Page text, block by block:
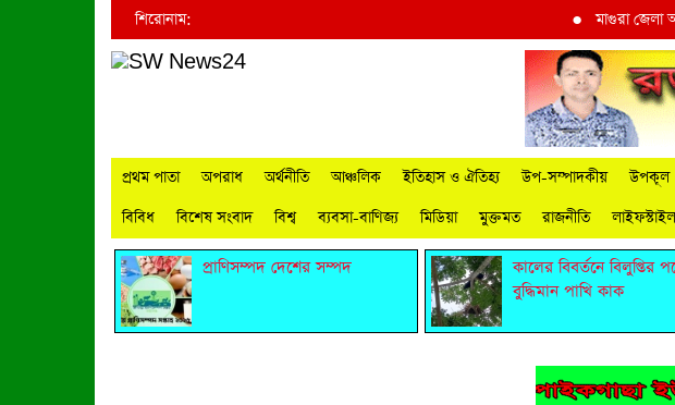
শিরোনাম: মাগুরা জেলা আইন
প্রথম পাতা অপরাধ অর্থনীতি আঞ্চলিক ইতিহাস ও ঐতিহ্য উপ-সম্পাদকীয় উপকূল
বিবিধ
বিশেষ সংবাদ বিশ্ব ব্যবসা-বাণিজ্য মিডিয়া মুক্তমত রাজনীতি লাইফস্টাইল
প্রাণিসম্পদ দেশের সম্পদ
কালের বিবর্তনে বিলুপ্তির
বুদ্ধিমান পাখি কাক